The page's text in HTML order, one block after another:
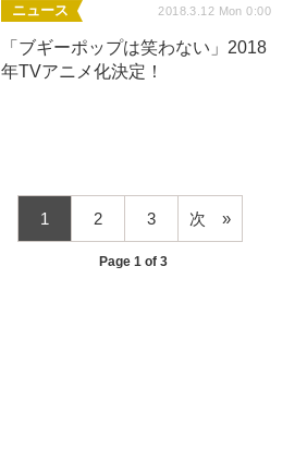
ニュース 2018.3.12 Mon 0:00
「ブギーポップは笑わない」2018
年TVアニメ化決定！
1 2 3 次
Page 1 of 3